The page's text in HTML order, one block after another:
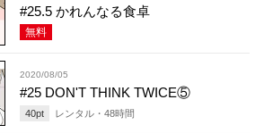
#25.5 かれんなる食卓
無料
2020/08/05
#25 DON'T THINK TWICE⑤
40pt レンタル・ 48時間